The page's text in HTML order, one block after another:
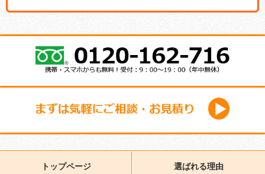
トップページ 選ばれる理由